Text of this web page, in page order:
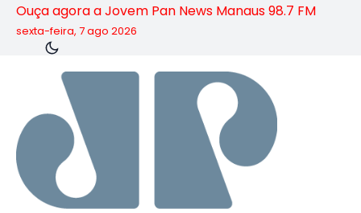
Ouça agora a Jovem Pan News Manaus 98.7 FM
sexta-feira, 7 ago 2026